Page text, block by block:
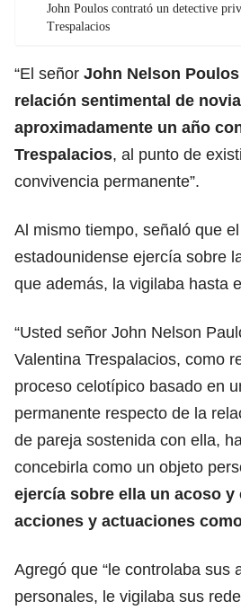
John Poulos contrató un detective
Trespalacios
“El señor John Nelson
relación sentimental de
aproximadamente un año
Trespalacios, al punto de
convivencia permanente”.
Al mismo tiempo, señaló que
estadounidense ejercía sobre
que además, la vigilaba hasta
“Usted señor John Nelson
Valentina Trespalacios, como
proceso celotípico basado en
permanente respecto de la
de pareja sostenida con ella,
concebirla como un objeto
ejercía sobre ella un acoso
acciones y actuaciones
Agregó que “le controlaba sus
personales, le vigilaba sus